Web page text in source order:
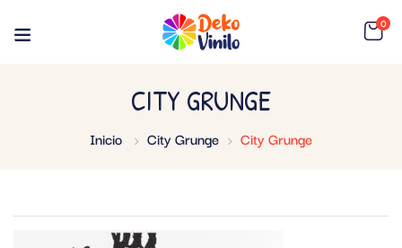
0
CITY GRUNGE
Inicio City Grunge City Grunge